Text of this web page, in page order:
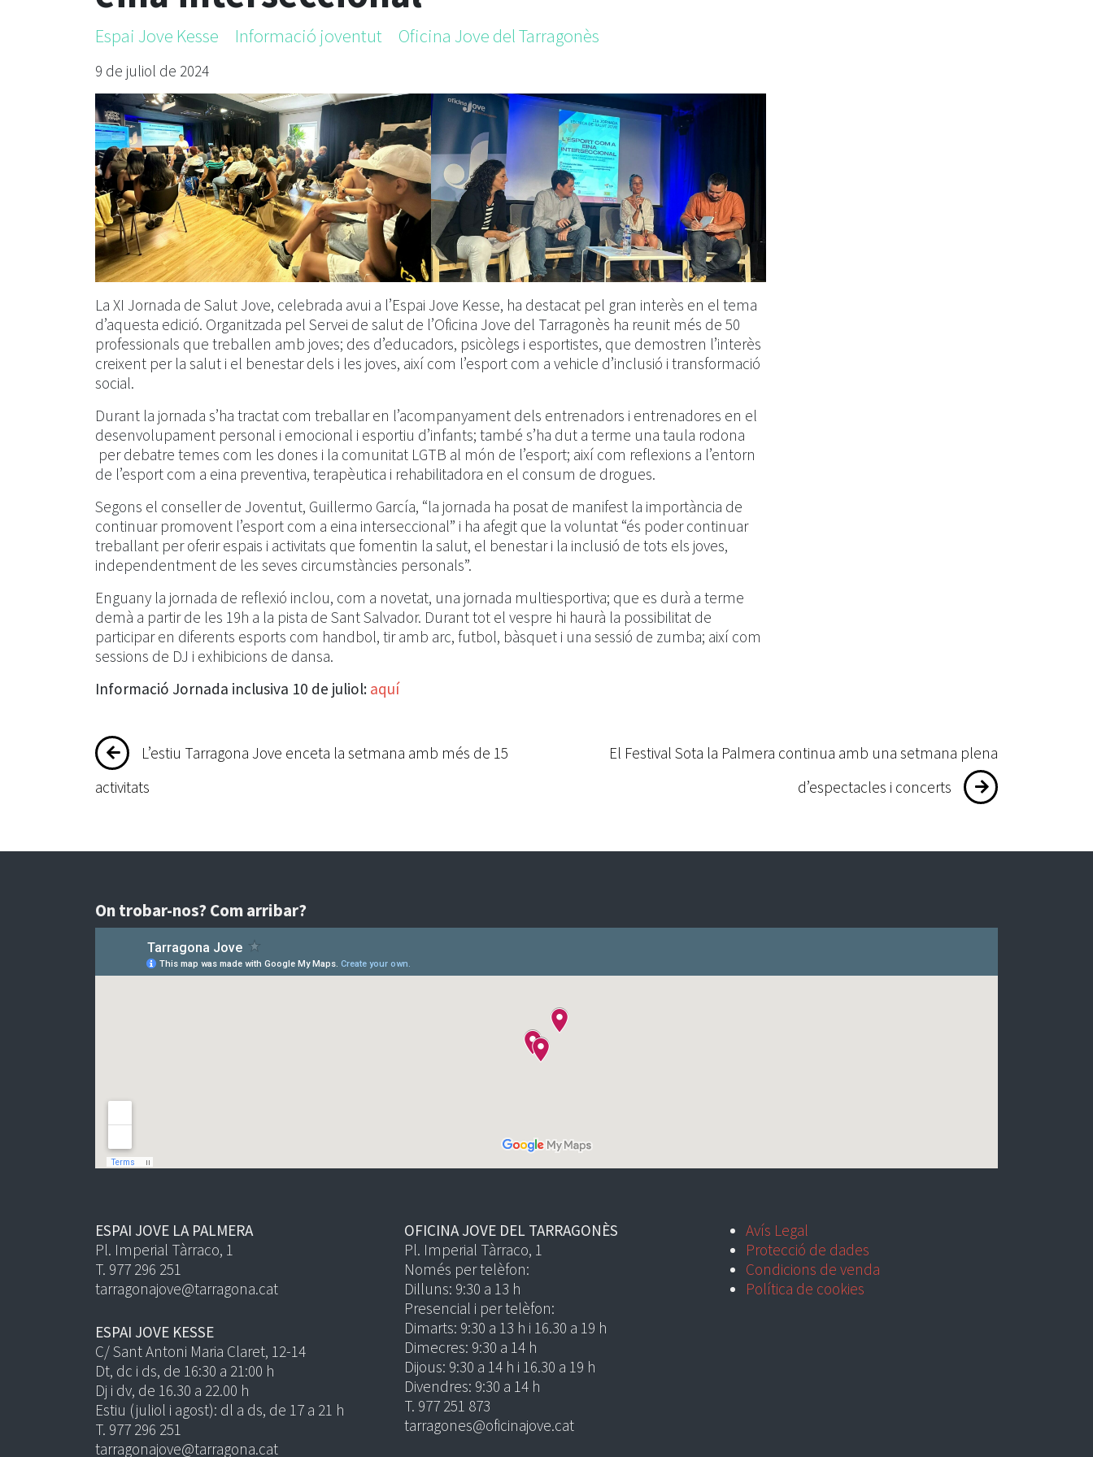
Espai Jove Kesse Informació joventut Oficina Jove del Tarragonès
9 de juliol de 2024
La XI Jornada de Salut Jove, celebrada avui a l’Espai Jove Kesse, ha destacat pel gran interès en el tema
d’aquesta edició. Organitzada pel Servei de salut de l’Oficina Jove del Tarragonès ha reunit més de 50
professionals que treballen amb joves; des d’educadors, psicòlegs i esportistes, que demostren l’interès
creixent per la salut i el benestar dels i les joves, així com l’esport com a vehicle d’inclusió i transformació
social.
Durant la jornada s’ha tractat com treballar en l’acompanyament dels entrenadors i entrenadores en el
desenvolupament personal i emocional i esportiu d’infants; també s’ha dut a terme una taula rodona
per debatre temes com les dones i la comunitat LGTB al món de l’esport; així com reflexions a l’entorn
de l’esport com a eina preventiva, terapèutica i rehabilitadora en el consum de drogues.
Segons el conseller de Joventut, Guillermo García, “la jornada ha posat de manifest la importància de
continuar promovent l’esport com a eina interseccional” i ha afegit que la voluntat “és poder continuar
treballant per oferir espais i activitats que fomentin la salut, el benestar i la inclusió de tots els joves,
independentment de les seves circumstàncies personals”.
Enguany la jornada de reflexió inclou, com a novetat, una jornada multiesportiva; que es durà a terme
demà a partir de les 19h a la pista de Sant Salvador. Durant tot el vespre hi haurà la possibilitat de
participar en diferents esports com handbol, tir amb arc, futbol, bàsquet i una sessió de zumba; així com
sessions de DJ i exhibicions de dansa.
Informació Jornada inclusiva 10 de juliol: aquí
Navegació
d'entrades
L’estiu Tarragona Jove enceta la setmana amb més de 15
activitats
El Festival Sota la Palmera continua amb una setmana plena
d’espectacles i concerts
On trobar-nos? Com arribar?
ESPAI JOVE LA PALMERA
Pl. Imperial Tàrraco, 1
T. 977 296 251
tarragonajove@tarragona.cat
ESPAI JOVE KESSE
C/ Sant Antoni Maria Claret, 12-14
Dt, dc i ds, de 16:30 a 21:00 h
Dj i dv, de 16.30 a 22.00 h
Estiu (juliol i agost): dl a ds, de 17 a 21 h
T. 977 296 251
tarragonajove@tarragona.cat
OFICINA JOVE DEL TARRAGONÈS
Pl. Imperial Tàrraco, 1
Només per telèfon:
Dilluns: 9:30 a 13 h
Presencial i per telèfon:
Dimarts: 9:30 a 13 h i 16.30 a 19 h
Dimecres: 9:30 a 14 h
Dijous: 9:30 a 14 h i 16.30 a 19 h
Divendres: 9:30 a 14 h
T. 977 251 873
tarragones@oficinajove.cat
Avís Legal
Protecció de dades
Condicions de venda
Política de cookies